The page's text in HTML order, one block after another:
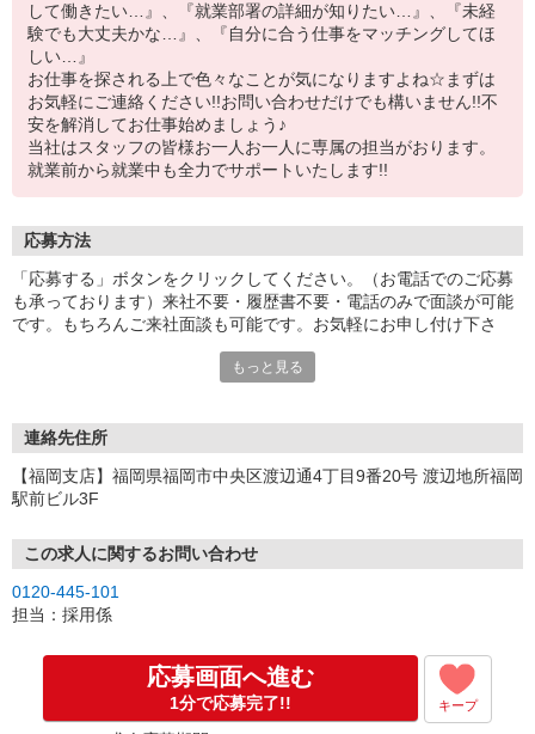
して働きたい…』、『就業部署の詳細が知りたい…』、『未経
験でも大丈夫かな…』、『自分に合う仕事をマッチングしてほ
しい…』
お仕事を探される上で色々なことが気になりますよね☆まずは
お気軽にご連絡ください!!お問い合わせだけでも構いません!!不
安を解消してお仕事始めましょう♪
当社はスタッフの皆様お一人お一人に専属の担当がおります。
就業前から就業中も全力でサポートいたします!!
応募方法
「応募する」ボタンをクリックしてください。（お電話でのご応募
も承っております）来社不要・履歴書不要・電話のみで面談が可能
です。もちろんご来社面談も可能です。お気軽にお申し付け下さ
もっと見る
連絡先住所
【福岡支店】福岡県福岡市中央区渡辺通4丁目9番20号 渡辺地所福岡
駅前ビル3F
この求人に関するお問い合わせ
0120-445-101
担当：採用係
応募画面へ進む
1分で応募完了!! キープ